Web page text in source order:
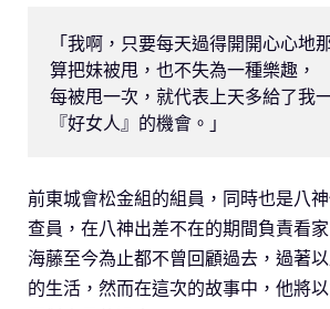
「我啊，只要每天過得開開心心地
算把妹被甩，也不失為一種樂趣，
每被甩一次，就代表上天多給了我
『好女人』的機會。」
前東城會松金組的組員，同時也是八
查員，在八神出差不在的期間負責看家
海藤至今為止都不曾回顧過去，過著
的生活，然而在這次的故事中，他將